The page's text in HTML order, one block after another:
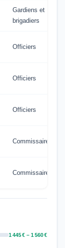
Gardiens et
brigadiers
Officiers
Officiers
Officiers
Commissaires
Commissaires
1 445 € – 1 560 €